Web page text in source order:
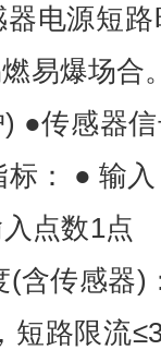
电源短
易爆场合
●传感器
指标： ●
输入点数
(含传
短路限流